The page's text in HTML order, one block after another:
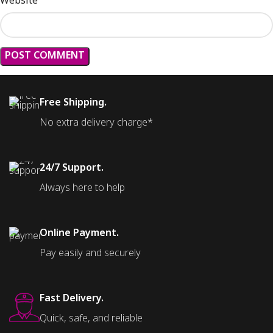
Free Shipping.
No extra delivery charge*
24/7 Support.
Always here to help
Online Payment.
Pay easily and securely
Fast Delivery.
Quick, safe, and reliable